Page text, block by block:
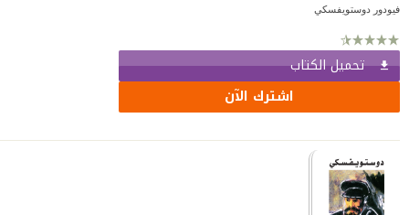
فيودور دوستويفسكي
تحميل الكتاب
اشترك الآن